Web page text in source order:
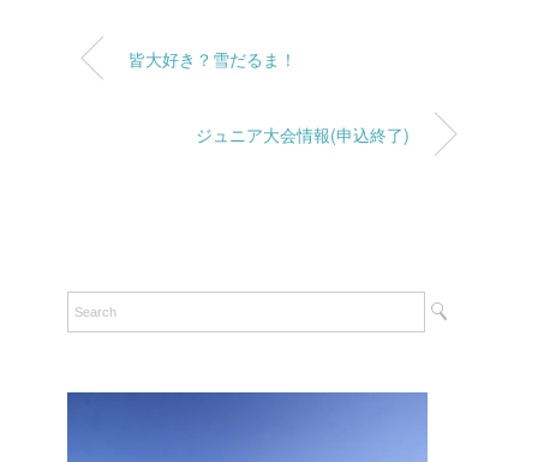
皆大好き？雪だるま！
ジュニア大会情報(申込終了)